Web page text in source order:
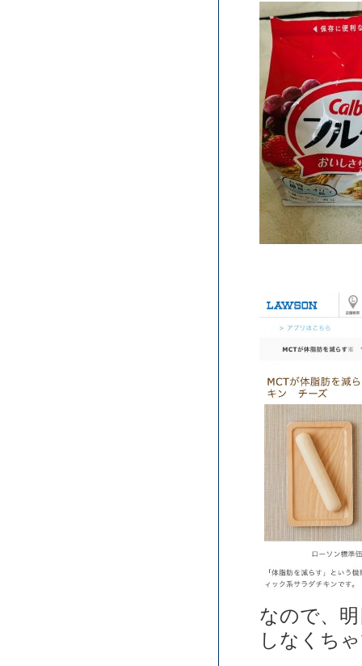
なので、
しなくち